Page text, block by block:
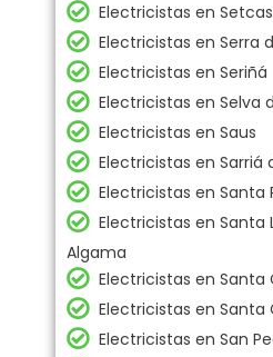
Electricistas en
Electricistas en Serra
Electricistas en Seriñá
Electricistas en Selva
Electricistas en Saus
Electricistas en Sarriá
Electricistas en Santa
Electricistas en Santa
Algama
Electricistas en Santa
Electricistas en Santa
Electricistas en San